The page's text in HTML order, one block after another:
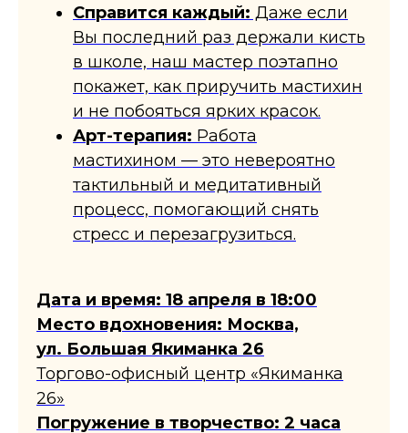
​Справится каждый: Даже если
Вы последний раз держали кисть
в школе, наш мастер поэтапно
покажет, как приручить мастихин
и не побояться ярких красок.
​Арт-терапия: Работа
мастихином — это невероятно
тактильный и медитативный
процесс, помогающий снять
стресс и перезагрузиться.
​Дата и время: 18 апреля в 18:00
Место вдохновения: Москва,
ул. Большая Якиманка 26
Торгово-офисный центр «Якиманка
26»
Погружение в творчество: 2 часа